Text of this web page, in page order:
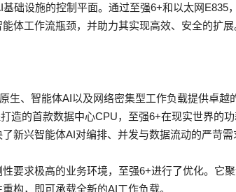
础设施的控制平面。通过至强6+和以太网E835
体工作流瓶颈，并助力其实现高效、安全的扩展
生、智能体AI以及网络密集型工作负载提供卓越
造的首款数据中心CPU，至强6+在现实世界的功
新兴智能体AI对编排、并发与数据流动的严苛需
要求极高的业务环境，至强6+进行了优化。它
构，即可承载全新的AI工作负载。